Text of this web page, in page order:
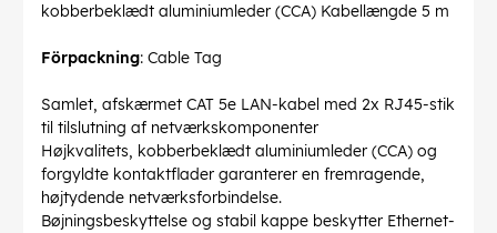
kobberbeklædt aluminiumleder (CCA) Kabellængde 5 m
Förpackning: Cable Tag
Samlet, afskærmet CAT 5e LAN-kabel med 2x RJ45-stik
til tilslutning af netværkskomponenter
Højkvalitets, kobberbeklædt aluminiumleder (CCA) og
forgyldte kontaktflader garanterer en fremragende,
højtydende netværksforbindelse.
Bøjningsbeskyttelse og stabil kappe beskytter Ethernet-